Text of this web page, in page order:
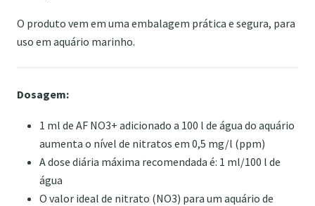
O produto vem em uma embalagem prática e segura, para
uso em aquário marinho.
Dosagem:
1 ml de AF NO3+ adicionado a 100 l de água do aquário
aumenta o nível de nitratos em 0,5 mg/l (ppm)
A dose diária máxima recomendada é: 1 ml/100 l de
água
O valor ideal de nitrato (NO3) para um aquário de